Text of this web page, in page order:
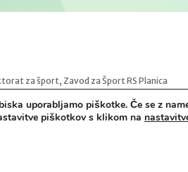
za šport, Zavod za Šport RS Planica
uporabljamo piškotke. Če se z
piškotkov s klikom na